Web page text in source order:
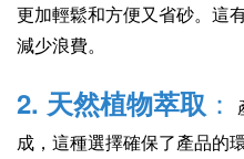
更加輕鬆和方便又省砂。這
減少浪費。
2. 天然植物萃取 ：
成，這種選擇確保了產品的